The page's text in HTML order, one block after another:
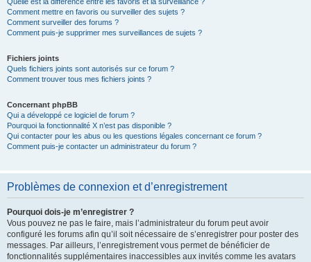
Comment mettre en favoris ou surveiller des sujets ?
Comment surveiller des forums ?
Comment puis-je supprimer mes surveillances de sujets ?
Fichiers joints
Quels fichiers joints sont autorisés sur ce forum ?
Comment trouver tous mes fichiers joints ?
Concernant phpBB
Qui a développé ce logiciel de forum ?
Pourquoi la fonctionnalité X n’est pas disponible ?
Qui contacter pour les abus ou les questions légales concernant ce forum ?
Comment puis-je contacter un administrateur du forum ?
Problèmes de connexion et d’enregistrement
Pourquoi dois-je m’enregistrer ?
Vous pouvez ne pas le faire, mais l’administrateur du forum peut avoir
configuré les forums afin qu’il soit nécessaire de s’enregistrer pour poster des
messages. Par ailleurs, l’enregistrement vous permet de bénéficier de
fonctionnalités supplémentaires inaccessibles aux invités comme les avatars